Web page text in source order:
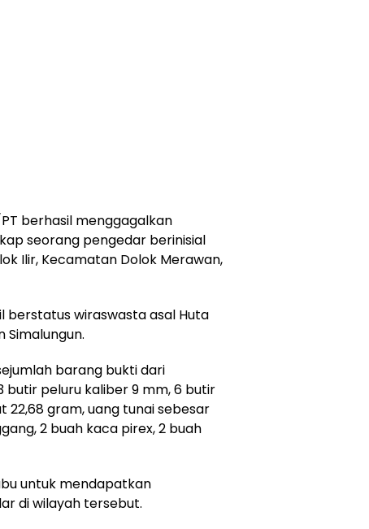
PT berhasil menggagalkan
seorang pengedar berinisial
Ilir, Kecamatan Dolok Merawan,
berstatus wiraswasta asal Huta
Simalungun.
barang bukti dari
butir peluru kaliber 9 mm, 6 butir
gram, uang tunai sebesar
2 buah kaca pirex, 2 buah
untuk mendapatkan
di wilayah tersebut.